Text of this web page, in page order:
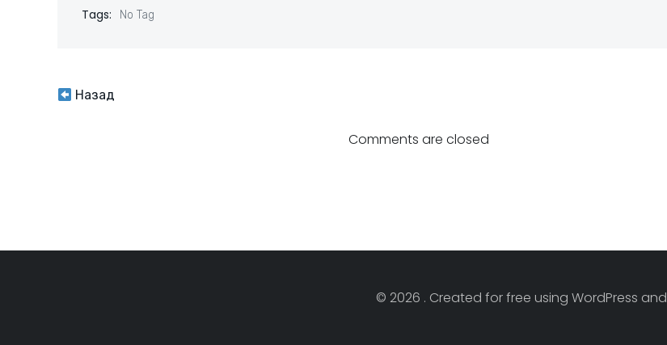
Tags: No Tag
Навигация
Назад
по
Comments are closed
© 2026 . Created for free using WordPress and